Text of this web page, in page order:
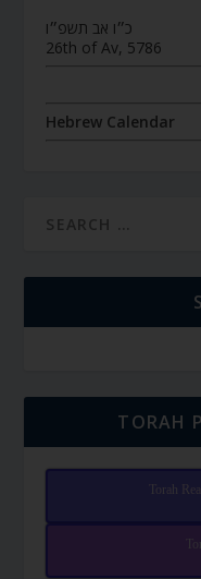
כ״ו אב תשפ״ו
26th of Av, 5786
Hebrew Calendar
TORAH
Torah